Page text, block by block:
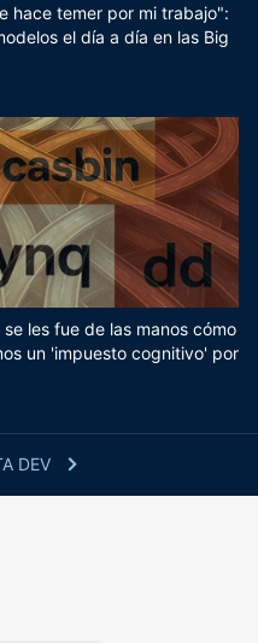
DEV
hace temer por mi trabajo":
el día a día en las Big
les fue de las manos cómo
un 'impuesto cognitivo' por